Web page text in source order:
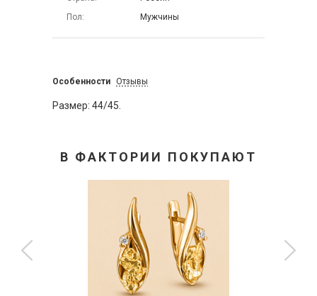
Пол
Мужчины
Особенности Отзывы
Размер: 44/45.
В ФАКТОРИИ ПОКУПАЮТ